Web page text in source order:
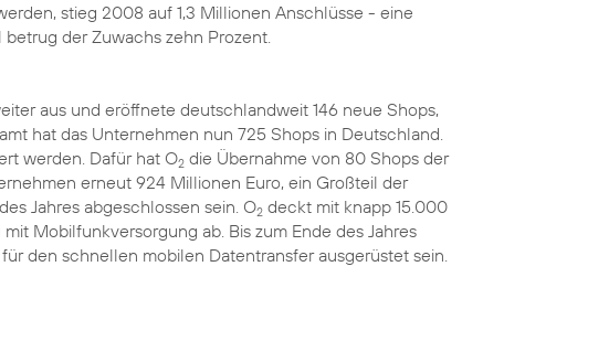
stieg 2008 auf 1,3 Millionen Anschlüsse - eine
der Zuwachs zehn Prozent.
aus und eröffnete deutschlandweit 146 neue Shops,
hat das Unternehmen nun 725 Shops in Deutschland.
werden. Dafür hat O2 die Übernahme von 80 Shops der
erneut 924 Millionen Euro, ein Großteil der
Jahres abgeschlossen sein. O2 deckt mit knapp 15.000
Mobilfunkversorgung ab. Bis zum Ende des Jahres
den schnellen mobilen Datentransfer ausgerüstet sein.